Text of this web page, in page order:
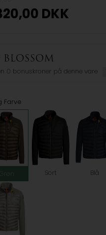
DKK
0 bonuskroner på denne vare
Grøn Sort Blå